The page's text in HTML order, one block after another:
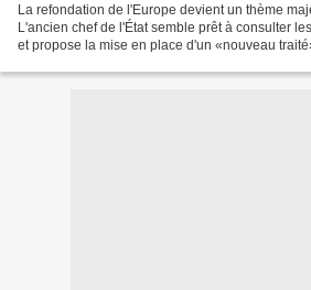
La refondation de l'Europe devient un thème
L'ancien chef de l'État semble prêt à consulter
et propose la mise en place d'un «nouveau